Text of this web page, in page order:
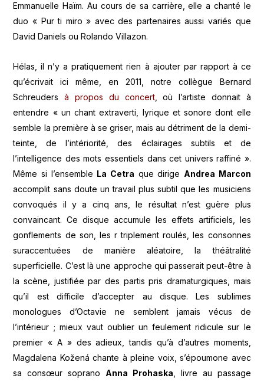
Emmanuelle Haïm. Au cours de sa carrière, elle a chanté le
duo « Pur ti miro » avec des partenaires aussi variés que
David Daniels ou Rolando Villazon.
Hélas, il n’y a pratiquement rien à ajouter par rapport à ce
qu’écrivait ici même, en 2011, notre collègue Bernard
Schreudersà propos du concert, où l’artiste donnait à
entendre « un chant extraverti, lyrique et sonore dont elle
semble la première à se griser, mais au détriment de la demi-
teinte, de l’intériorité, des éclairages subtils et de
l’intelligence des mots essentiels dans cet univers raffiné ».
Même si l’ensemble La Cetra que dirige Andrea Marcon
accomplit sans doute un travail plus subtil que les musiciens
convoqués il y a cinq ans, le résultat n’est guère plus
convaincant. Ce disque accumule les effets artificiels, les
gonflements de son, les r triplement roulés, les consonnes
suraccentuées de manière aléatoire, la théâtralité
superficielle. C’est là une approche qui passerait peut-être à
la scène, justifiée par des partis pris dramaturgiques, mais
qu’il est difficile d’accepter au disque. Les sublimes
monologues d’Octavie ne semblent jamais vécus de
l’intérieur ; mieux vaut oublier un feulement ridicule sur le
premier « A » des adieux, tandis qu’à d’autres moments,
Magdalena Kožená chante à pleine voix, s’époumone avec
sa consœur soprano Anna Prohaska , livre au passage